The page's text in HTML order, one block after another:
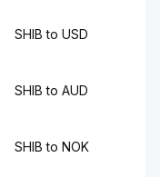
SHIB to USD
SHIB to AUD
SHIB to NOK